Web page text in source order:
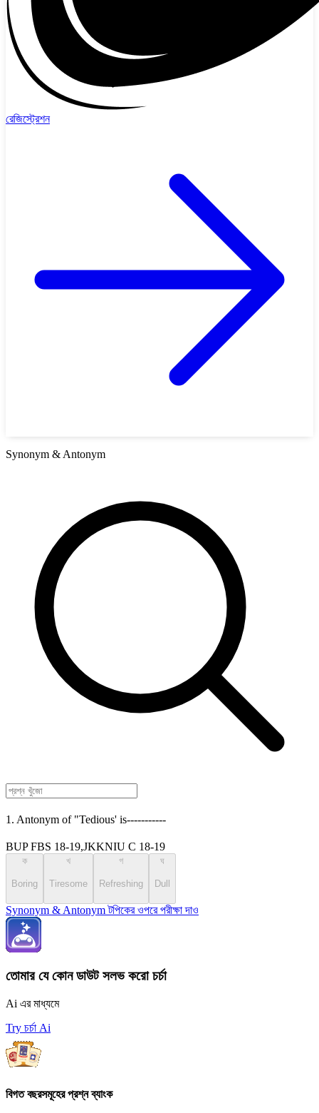
রেজিস্ট্রেশন
Synonym & Antonym
1. Antonym of "Tedious' is-----------
BUP FBS 18-19,JKKNIU C 18-19
ক
Boring
খ
Tiresome
গ
Refreshing
ঘ
Dull
Synonym & Antonym টপিকের ওপরে পরীক্ষা দাও
তোমার যে কোন ডাউট সলভ করো চর্চা
Ai এর মাধ্যমে
Try চর্চা Ai
বিগত বছরসমূহের প্রশ্ন ব্যাংক